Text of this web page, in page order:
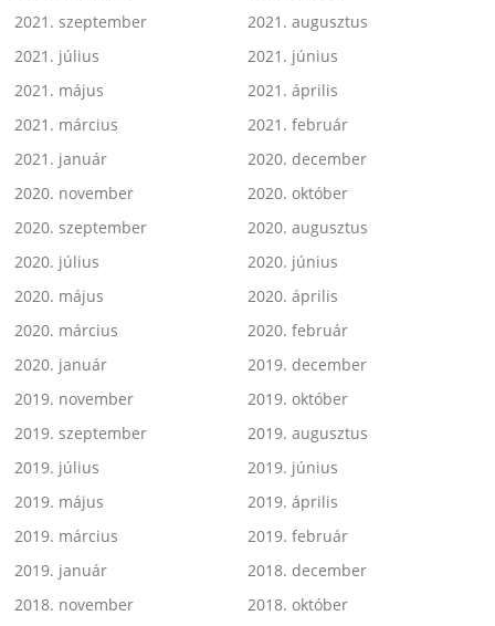
2021. szeptember
2021. augusztus
2021. július
2021. június
2021. május
2021. április
2021. március
2021. február
2021. január
2020. december
2020. november
2020. október
2020. szeptember
2020. augusztus
2020. július
2020. június
2020. május
2020. április
2020. március
2020. február
2020. január
2019. december
2019. november
2019. október
2019. szeptember
2019. augusztus
2019. július
2019. június
2019. május
2019. április
2019. március
2019. február
2019. január
2018. december
2018. november
2018. október